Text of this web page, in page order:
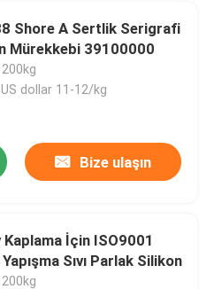
Shore A Sertlik Serigrafi
Mürekkebi 39100000
200kg
dollar 11-12/kg
Bize ulaşın
Kaplama İçin ISO9001
Sıvı Parlak Silikon
200kg